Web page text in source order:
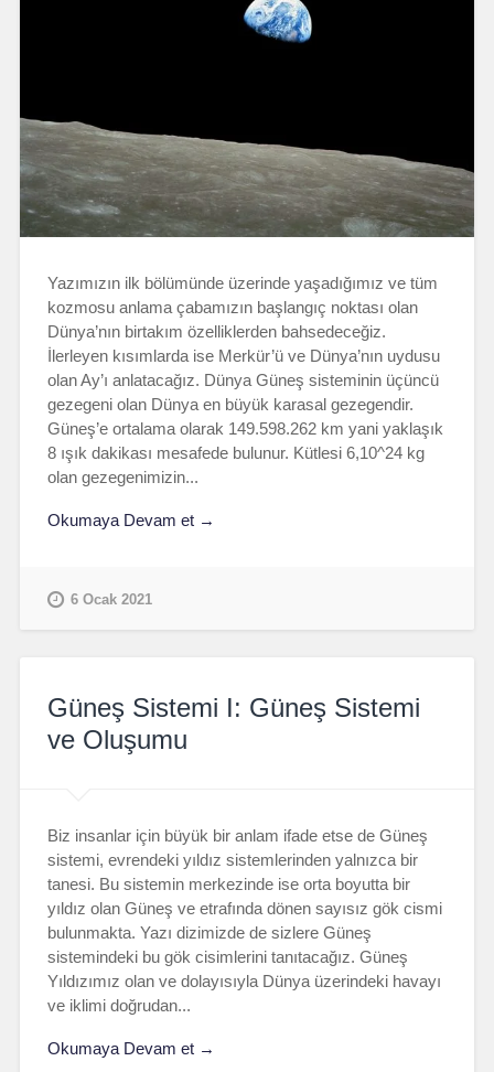
Yazımızın ilk bölümünde üzerinde yaşadığımız ve tüm
kozmosu anlama çabamızın başlangıç noktası olan
Dünya’nın birtakım özelliklerden bahsedeceğiz.
İlerleyen kısımlarda ise Merkür’ü ve Dünya’nın uydusu
olan Ay’ı anlatacağız. Dünya Güneş sisteminin üçüncü
gezegeni olan Dünya en büyük karasal gezegendir.
Güneş’e ortalama olarak 149.598.262 km yani yaklaşık
8 ışık dakikası mesafede bulunur. Kütlesi 6,10^24 kg
olan gezegenimizin...
Okumaya Devam et →
6 Ocak 2021
Güneş Sistemi I: Güneş Sistemi
ve Oluşumu
Biz insanlar için büyük bir anlam ifade etse de Güneş
sistemi, evrendeki yıldız sistemlerinden yalnızca bir
tanesi. Bu sistemin merkezinde ise orta boyutta bir
yıldız olan Güneş ve etrafında dönen sayısız gök cismi
bulunmakta. Yazı dizimizde de sizlere Güneş
sistemindeki bu gök cisimlerini tanıtacağız. Güneş
Yıldızımız olan ve dolayısıyla Dünya üzerindeki havayı
ve iklimi doğrudan...
Okumaya Devam et →